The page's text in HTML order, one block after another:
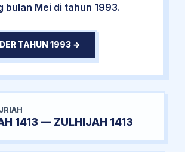
bulan Mei di tahun 1993.
TAHUN 1993 →
1413 — ZULHIJAH 1413